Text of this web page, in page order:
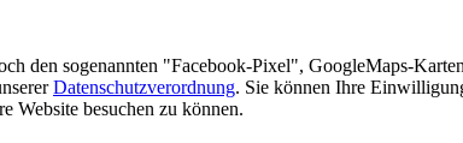
den sogenannten "Facebook-Pixel", GoogleMaps-
Datenschutzverordnung. Sie können Ihre
Website besuchen zu können.